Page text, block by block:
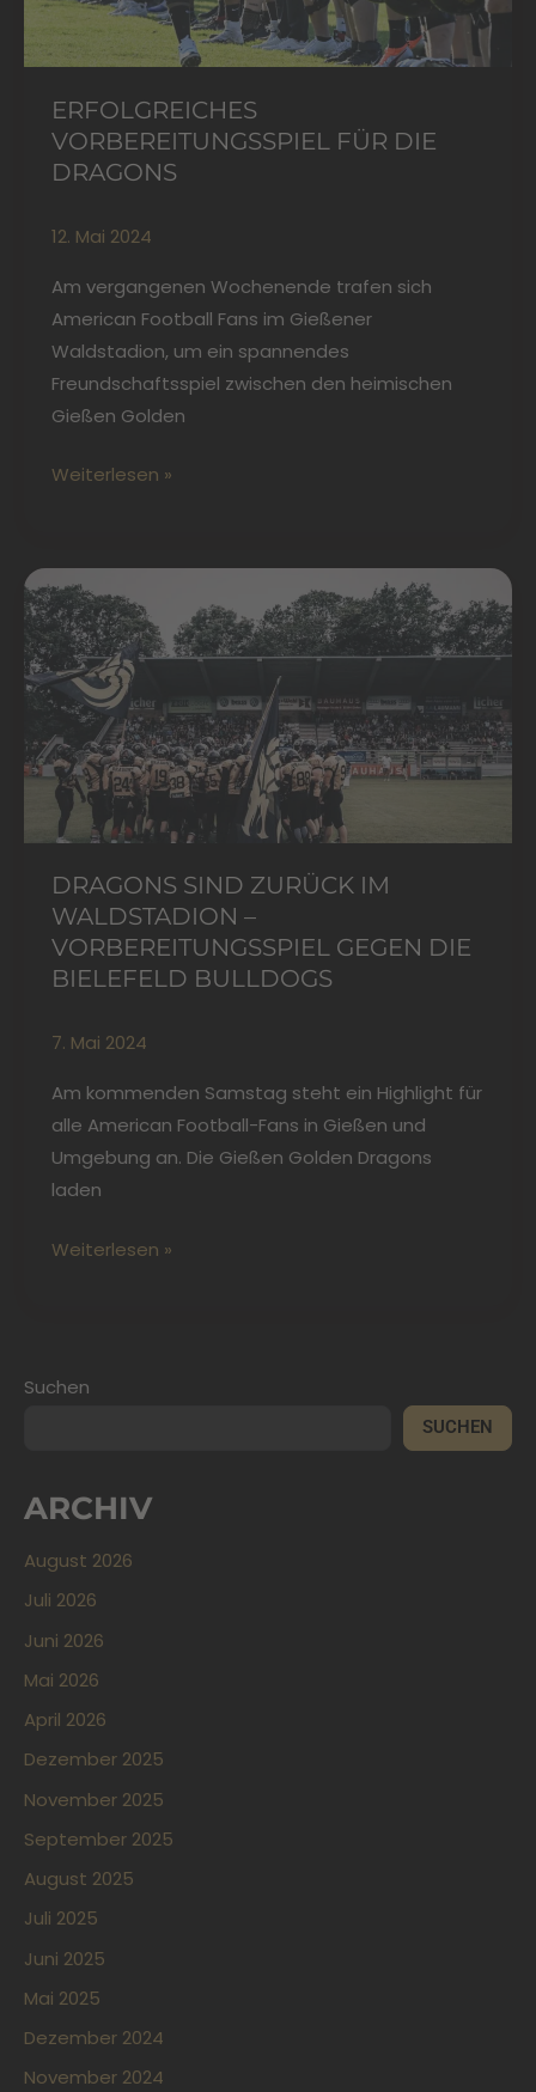
ERFOLGREICHES
VORBEREITUNGSSPIEL FÜR DIE
DRAGONS
12. Mai 2024
Am vergangenen Wochenende trafen sich
American Football Fans im Gießener
Waldstadion, um ein spannendes
Freundschaftsspiel zwischen den heimischen
Gießen Golden
Weiterlesen »
DRAGONS SIND ZURÜCK IM
WALDSTADION –
VORBEREITUNGSSPIEL GEGEN DIE
BIELEFELD BULLDOGS
7. Mai 2024
Am kommenden Samstag steht ein Highlight für
alle American Football-Fans in Gießen und
Umgebung an. Die Gießen Golden Dragons
laden
Dragons
sind
zurück
im
Waldstadion
–
Vorbereitungsspiel
gegen
die
Bielefeld
Bulldogs
Weiterlesen »
Suchen
SUCHEN
ARCHIV
August 2026
Juli 2026
Juni 2026
Mai 2026
April 2026
Dezember 2025
November 2025
September 2025
August 2025
Juli 2025
Juni 2025
Mai 2025
Dezember 2024
November 2024